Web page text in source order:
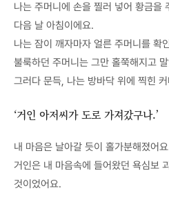
나는 주머니에 손을 찔러 넣어 황금을
다음 날 아침이에요.
나는 잠이 깨자마자 얼른 주머니를 확
불룩하던 주머니는 그만 홀쭉해지고
그러다 문득, 나는 방바닥 위에 찍힌
‘거인 아저씨가 도로 가져갔구나.’
내 마음은 날아갈 듯이 홀가분해졌어
거인은 내 마음속에 들어왔던 욕심보
것이었어요.